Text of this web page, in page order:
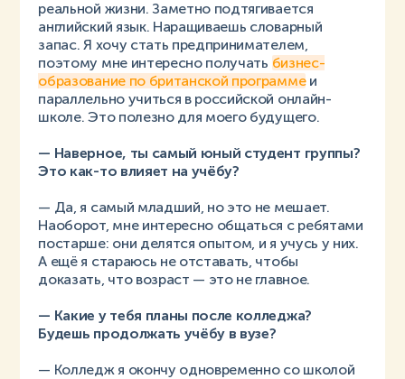
реальной жизни. Заметно подтягивается
английский язык. Наращиваешь словарный
запас. Я хочу стать предпринимателем,
поэтому мне интересно получать бизнес-
образование по британской программеи
параллельно учиться в российской онлайн-
школе. Это полезно для моего будущего.
— Наверное, ты самый юный студент группы?
Это как-то влияет на учёбу?
— Да, я самый младший, но это не мешает.
Наоборот, мне интересно общаться с ребятами
постарше: они делятся опытом, и я учусь у них.
А ещё я стараюсь не отставать, чтобы
доказать, что возраст — это не главное.
— Какие у тебя планы после колледжа?
Будешь продолжать учёбу в вузе?
— Колледж я окончу одновременно со школой